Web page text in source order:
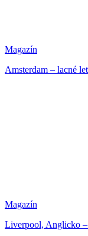
Magazín
Amsterdam – lacné
Magazín
Liverpool, Anglicko